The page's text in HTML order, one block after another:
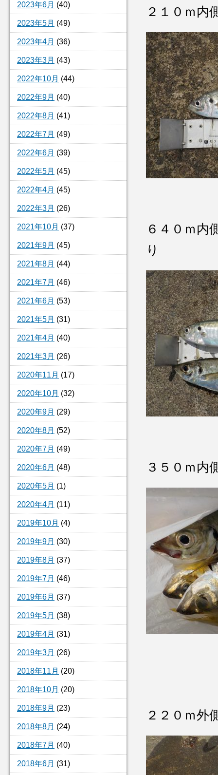
2023年6月 (40)
2023年5月 (49)
2023年4月 (36)
2023年3月 (43)
2022年10月 (44)
2022年9月 (40)
2022年8月 (41)
2022年7月 (49)
2022年6月 (39)
2022年5月 (45)
2022年4月 (45)
2022年3月 (26)
2021年10月 (37)
2021年9月 (45)
2021年8月 (44)
2021年7月 (46)
2021年6月 (53)
2021年5月 (31)
2021年4月 (40)
2021年3月 (26)
2020年11月 (17)
2020年10月 (32)
2020年9月 (29)
2020年8月 (52)
2020年7月 (49)
2020年6月 (48)
2020年5月 (1)
2020年4月 (11)
2019年10月 (4)
2019年9月 (30)
2019年8月 (37)
2019年7月 (46)
2019年6月 (37)
2019年5月 (38)
2019年4月 (31)
2019年3月 (26)
2018年11月 (20)
2018年10月 (20)
2018年9月 (23)
2018年8月 (24)
2018年7月 (40)
2018年6月 (31)
２１０ｍ
６４０ｍ
り
３５０ｍ
２２０ｍ